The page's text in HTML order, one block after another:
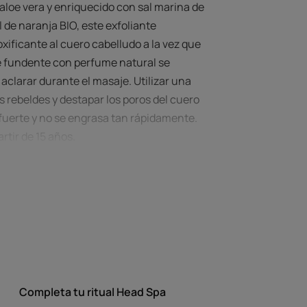
vera y enriquecido con sal marina de
naranja BIO, este exfoliante
al cuero cabelludo a la vez que
con perfume natural se
durante el masaje. Utilizar una
y destapar los poros del cuero
y no se engrasa tan rápidamente.
cabelludo se desprende de las impurezas
Completa tu ritual Head Spa